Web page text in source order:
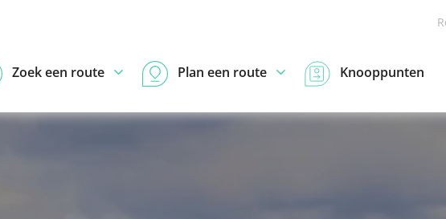
Zoek een route Plan een route Knooppunten